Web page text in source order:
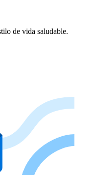
de vida saludable.